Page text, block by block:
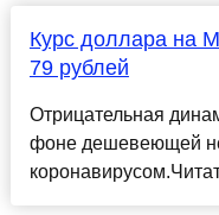
Курс доллара на
79 рублей
Отрицательная
фоне дешевеющей